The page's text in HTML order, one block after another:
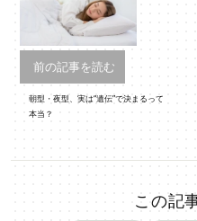
前の記事を読む
朝型・夜型、実は“遺伝”で決まるって
本当？
この記